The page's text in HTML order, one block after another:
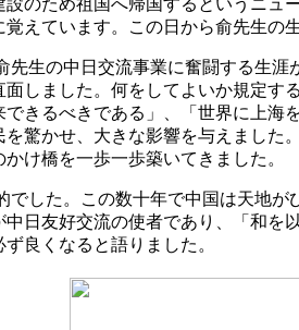
のため祖国へ帰国するというニ
えています。この日から俞先生の
生の中日交流事業に奮闘する生
しました。何をしてよいか規定
きるべきである」、「世界に上海
驚かせ、大きな影響を与えまし
け橋を一歩一歩築いてきました。
した。この数十年で中国は天地
日友好交流の使者であり、「和
良くなると語りました。